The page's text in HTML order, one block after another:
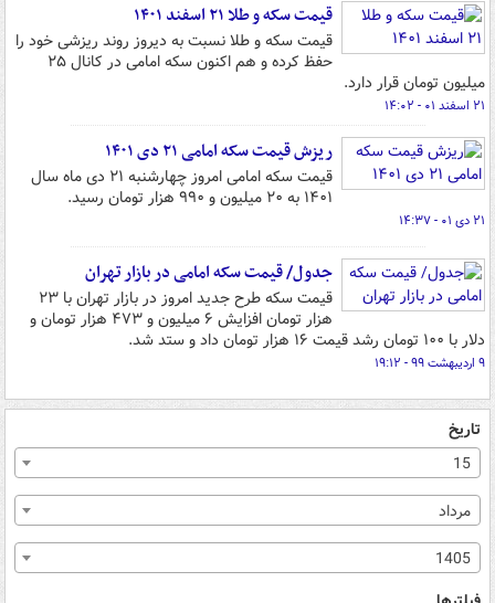
قیمت سکه و طلا ۲۱ اسفند ۱۴۰۱
قیمت سکه و طلا نسبت به دیروز روند ریزشی خود را
حفظ کرده و هم اکنون سکه امامی در کانال ۲۵
میلیون تومان قرار دارد.
۲۱ اسفند ۰۱ - ۱۴:۰۲
ریزش قیمت سکه امامی ۲۱ دی ۱۴۰۱
قیمت سکه امامی امروز چهارشنبه ۲۱ دی ماه سال
۱۴۰۱ به ۲۰ میلیون و ۹۹۰ هزار تومان رسید.
۲۱ دی ۰۱ - ۱۴:۳۷
جدول/ قیمت سکه امامی در بازار تهران
قیمت سکه طرح جدید امروز در بازار تهران با ۲۳
هزار تومان افزایش ۶ میلیون و ۴۷۳ هزار تومان و
دلار با ۱۰۰ تومان رشد قیمت ۱۶ هزار تومان داد و ستد شد.
۹ اردیبهشت ۹۹ - ۱۹:۱۲
تاریخ
15
مرداد
1405